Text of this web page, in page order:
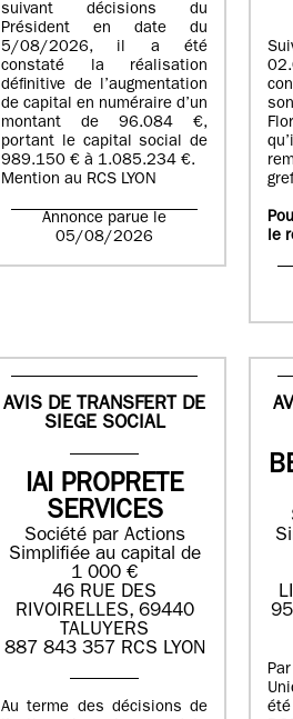
suivant décisions du
Président en date du
5/08/2026, il a été
constaté la réalisation
définitive de l’augmentation
de capital en numéraire d’un
montant de 96.084 €,
portant le capital social de
989.150 € à 1.085.234 €.
Mention au RCS LYON
Annonce parue le
05/08/2026
le
AVIS DE TRANSFERT DE
SIEGE SOCIAL
IAI PROPRETE
SERVICES
Société par Actions
Simplifiée au capital de
1 000 €
46 RUE DES
RIVOIRELLES, 69440
TALUYERS
887 843 357 RCS LYON
Au terme des décisions de